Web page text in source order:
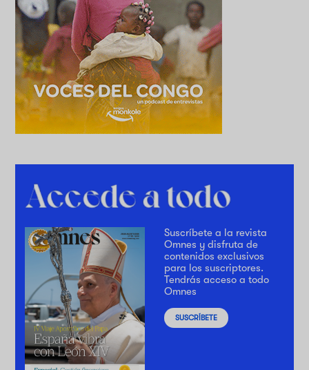
Suscríbete a la revista
Omnes y disfruta de
contenidos exclusivos
para los suscriptores.
Tendrás acceso a todo
Omnes
SUSCRÍBETE